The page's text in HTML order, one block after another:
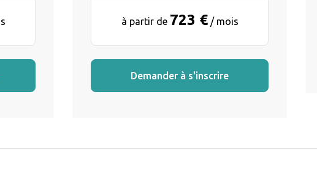
à partir de 723 €/ mois
Demander à s'inscrire